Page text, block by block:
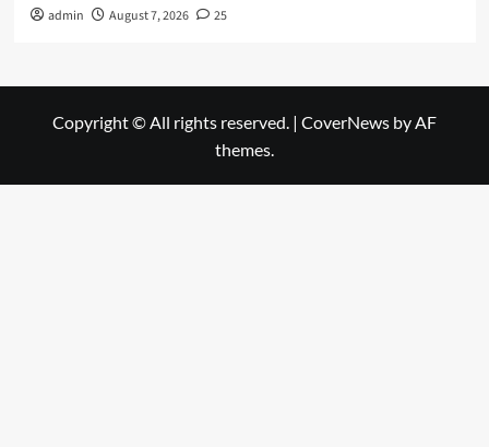
admin August 7, 2026 25
Copyright © All rights reserved. | CoverNews by AF
themes.